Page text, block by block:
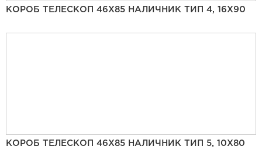
КОРОБ ТЕЛЕСКОП 46Х85 НАЛИЧНИК ТИП 4, 16Х90
КОРОБ ТЕЛЕСКОП 46Х85 НАЛИЧНИК ТИП 5, 10Х80